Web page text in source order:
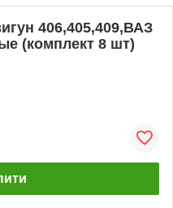
406,405,409,ВАЗ
(комплект 8 шт)